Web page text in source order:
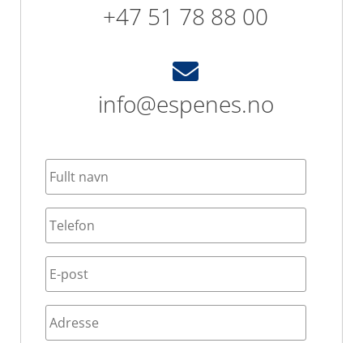
+47 51 78 88 00
info@espenes.no